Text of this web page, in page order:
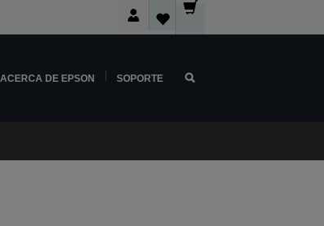
ACERCA DE EPSON SOPORTE